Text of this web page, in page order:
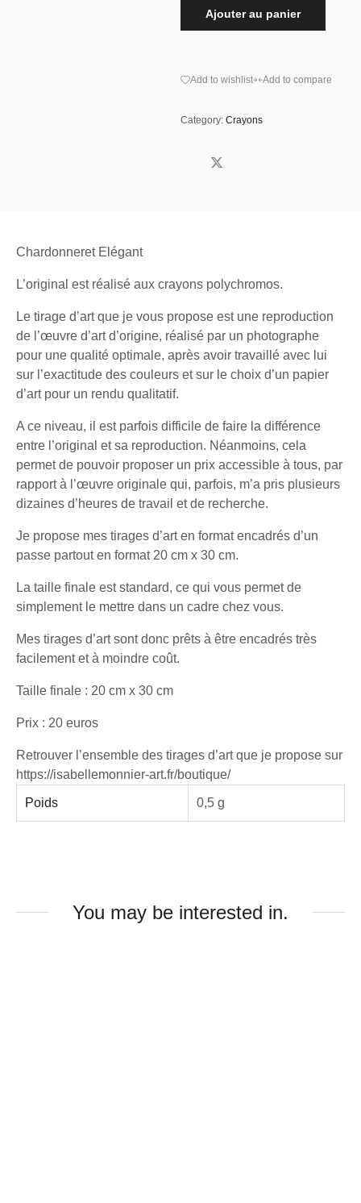
Ajouter au panier
Add to wishlist Add to compare
Category: Crayons
Chardonneret Elégant
L’original est réalisé aux crayons polychromos.
Le tirage d’art que je vous propose est une reproduction
de l’œuvre d’art d’origine, réalisé par un photographe
pour une qualité optimale, après avoir travaillé avec lui
sur l’exactitude des couleurs et sur le choix d’un papier
d’art pour un rendu qualitatif.
A ce niveau, il est parfois difficile de faire la différence
entre l’original et sa reproduction. Néanmoins, cela
permet de pouvoir proposer un prix accessible à tous, par
rapport à l’œuvre originale qui, parfois, m’a pris plusieurs
dizaines d’heures de travail et de recherche.
Je propose mes tirages d’art en format encadrés d’un
passe partout en format 20 cm x 30 cm.
La taille finale est standard, ce qui vous permet de
simplement le mettre dans un cadre chez vous.
Mes tirages d’art sont donc prêts à être encadrés très
facilement et à moindre coût.
Taille finale : 20 cm x 30 cm
Prix : 20 euros
Retrouver l’ensemble des tirages d’art que je propose sur
https://isabellemonnier-art.fr/boutique/
Poids 0,5 g
You may be interested in.